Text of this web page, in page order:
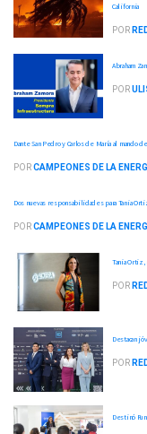
California
POR
Abraham
POR
Dante San Pedro y Carlos de María al mando
PORCAMPEONES DE LA
Dos nuevas responsabilidades para Tania
PORCAMPEONES DE LA
Tania
POR
Destacan
POR
Destinó